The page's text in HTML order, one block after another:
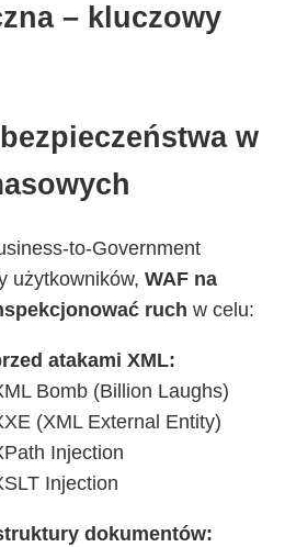
– kluczowy
w
to-Government
użytkowników, WAF na
ruch w celu:
atakami XML:
Bomb (Billion Laughs)
(XML External Entity)
Injection
Injection
dokumentów: